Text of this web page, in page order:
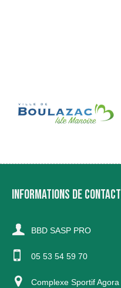
INFORMATIONS DE CONTACT
BBD SASP PRO
05 53 54 59 70
Complexe Sportif Agora